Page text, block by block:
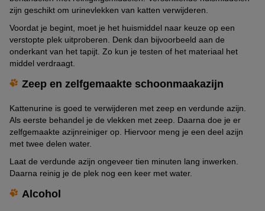
zijn geschikt om urinevlekken van katten verwijderen.
Voordat je begint, moet je het huismiddel naar keuze op een
verstopte plek uitproberen. Denk dan bijvoorbeeld aan de
onderkant van het tapijt. Zo kun je testen of het materiaal het
middel verdraagt.
Zeep en zelfgemaakte schoonmaakazijn
Kattenurine is goed te verwijderen met zeep en verdunde azijn.
Als eerste behandel je de vlekken met zeep. Daarna doe je er
zelfgemaakte azijnreiniger op. Hiervoor meng je een deel azijn
met twee delen water.
Laat de verdunde azijn ongeveer tien minuten lang inwerken.
Daarna reinig je de plek nog een keer met water.
Alcohol